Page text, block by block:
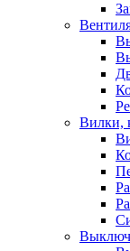
Вилки,